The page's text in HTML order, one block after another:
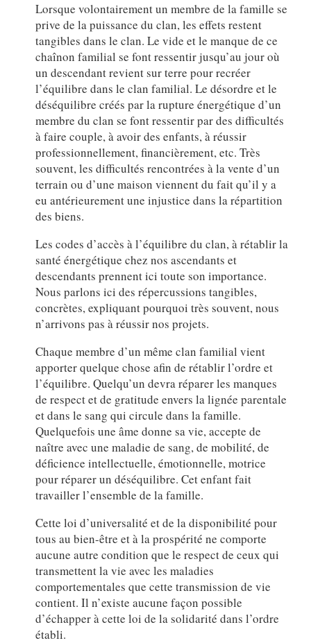
Lorsque volontairement un membre de la famille se
prive de la puissance du clan, les effets restent
tangibles dans le clan. Le vide et le manque de ce
chaînon familial se font ressentir jusqu’au jour où
un descendant revient sur terre pour recréer
l’équilibre dans le clan familial. Le désordre et le
déséquilibre créés par la rupture énergétique d’un
membre du clan se font ressentir par des difficultés
à faire couple, à avoir des enfants, à réussir
professionnellement, financièrement, etc. Très
souvent, les difficultés rencontrées à la vente d’un
terrain ou d’une maison viennent du fait qu’il y a
eu antérieurement une injustice dans la répartition
des biens.
Les codes d’accès à l’équilibre du clan, à rétablir la
santé énergétique chez nos ascendants et
descendants prennent ici toute son importance.
Nous parlons ici des répercussions tangibles,
concrètes, expliquant pourquoi très souvent, nous
n’arrivons pas à réussir nos projets.
Chaque membre d’un même clan familial vient
apporter quelque chose afin de rétablir l’ordre et
l’équilibre. Quelqu’un devra réparer les manques
de respect et de gratitude envers la lignée parentale
et dans le sang qui circule dans la famille.
Quelquefois une âme donne sa vie, accepte de
naître avec une maladie de sang, de mobilité, de
déficience intellectuelle, émotionnelle, motrice
pour réparer un déséquilibre. Cet enfant fait
travailler l’ensemble de la famille.
Cette loi d’universalité et de la disponibilité pour
tous au bien-être et à la prospérité ne comporte
aucune autre condition que le respect de ceux qui
transmettent la vie avec les maladies
comportementales que cette transmission de vie
contient. Il n’existe aucune façon possible
d’échapper à cette loi de la solidarité dans l’ordre
établi.